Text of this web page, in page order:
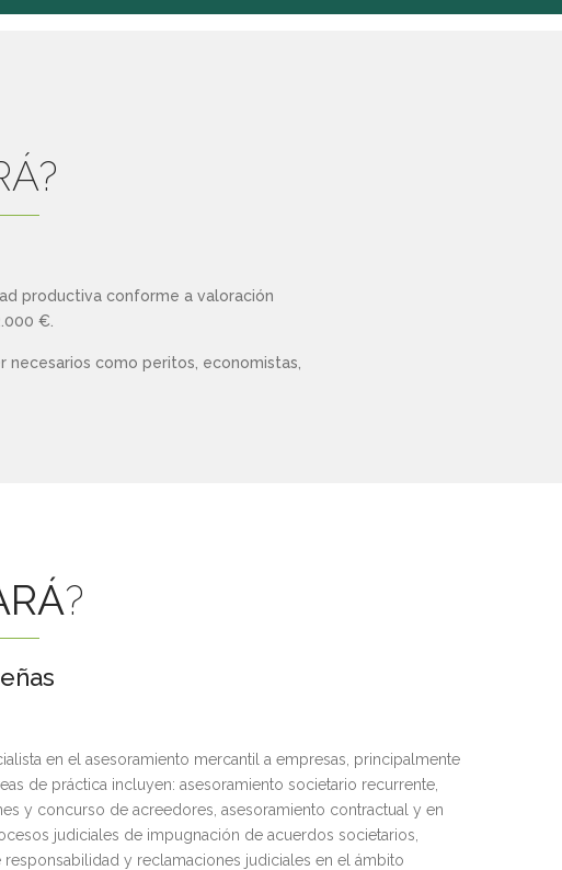
productiva conforme a valoración
€.
como peritos, economistas,
?
en el asesoramiento mercantil a empresas, principalmente
de práctica incluyen: asesoramiento societario recurrente,
y concurso de acreedores, asesoramiento contractual y en
judiciales de impugnación de acuerdos societarios,
responsabilidad y reclamaciones judiciales en el ámbito